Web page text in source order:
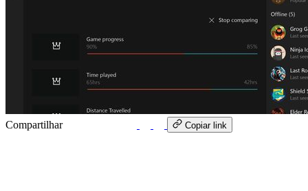
Compartilhar Copiar link